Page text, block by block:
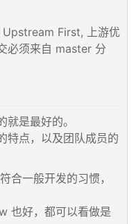
Upstream First, 上游优
必须来自 master 分
是最好的。
特点，以及团队成员的
合一般开发的习惯，
也好，都可以看做是